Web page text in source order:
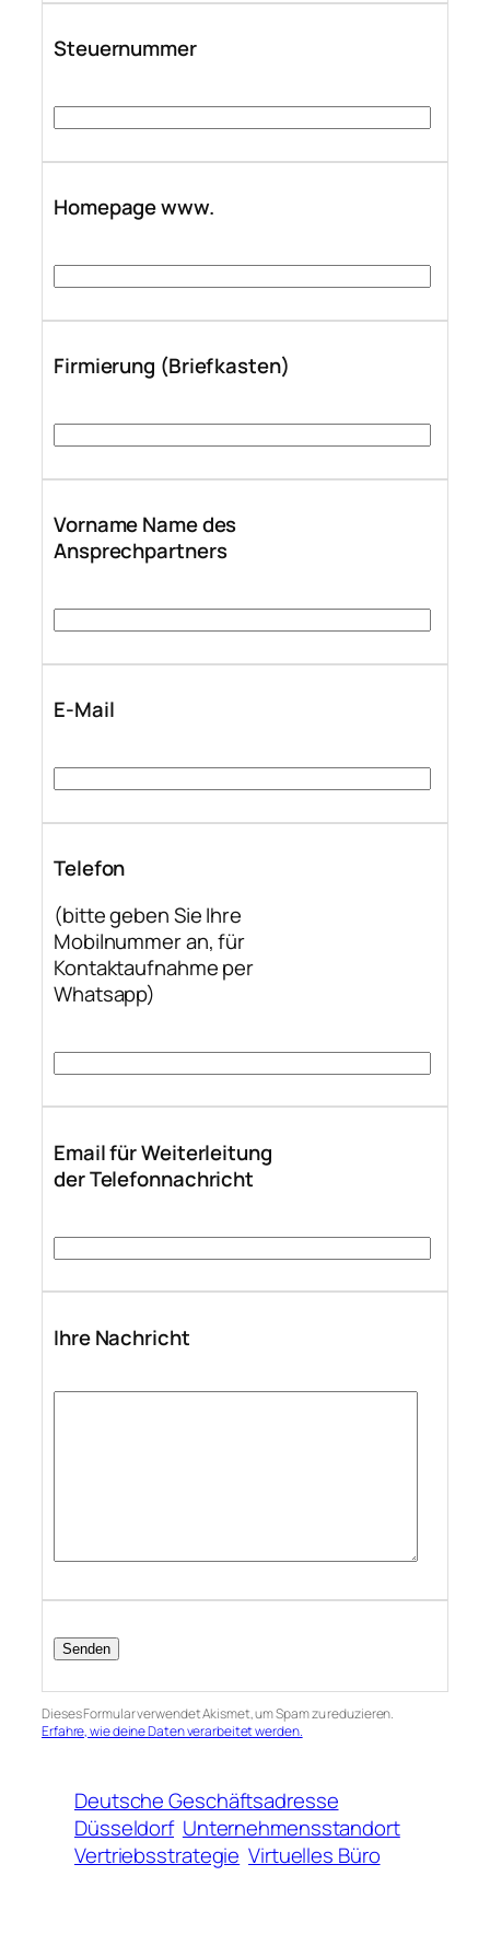
Steuernummer
Homepage www.
Firmierung (Briefkasten)
Vorname Name des
Ansprechpartners
E-Mail
Telefon
(bitte geben Sie Ihre
Mobilnummer an, für
Kontaktaufnahme per
Whatsapp)
Email für Weiterleitung
der Telefonnachricht
Ihre Nachricht
Dieses Formular verwendet Akismet, um Spam zu reduzieren.
Erfahre, wie deine Daten verarbeitet werden.
Deutsche Geschäftsadresse
Düsseldorf Unternehmensstandort
Vertriebsstrategie Virtuelles Büro